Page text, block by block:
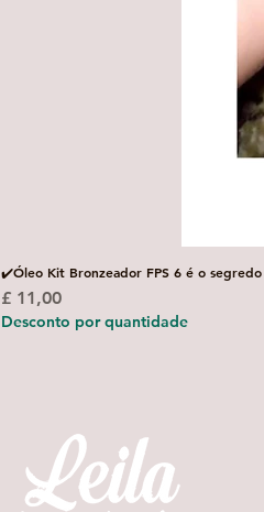
✔️Óleo Kit Bronzeador FPS 6 é o
Preço
£ 11,00
Desconto por quantidade